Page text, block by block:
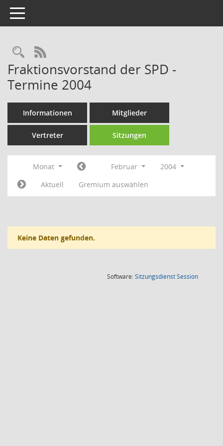
Toggle navigation
Rechercheauswahl
RSS-Feed
Fraktionsvorstand der SPD -
Termine 2004
Informationen Mitglieder
Vertreter Sitzungen
Monat Februar
2004
Aktuell
Gremium auswählen
Keine Daten gefunden.
Software:SitzungsdienstSession(Wird in